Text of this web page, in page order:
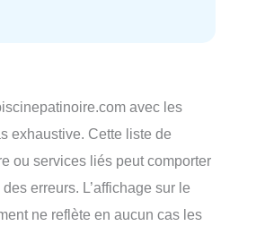
avec les
exhaustive. Cette liste de
ou services liés peut comporter
erreurs. L’affichage sur le
ne reflète en aucun cas les